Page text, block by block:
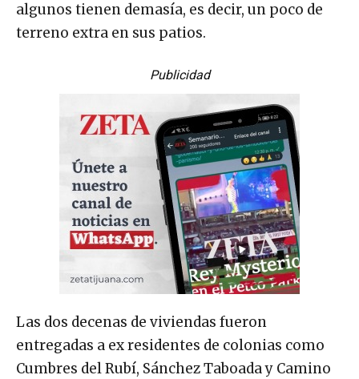
algunos tienen demasía, es decir, un poco de
terreno extra en sus patios.
Publicidad
Las dos decenas de viviendas fueron
entregadas a ex residentes de colonias como
Cumbres del Rubí, Sánchez Taboada y Camino